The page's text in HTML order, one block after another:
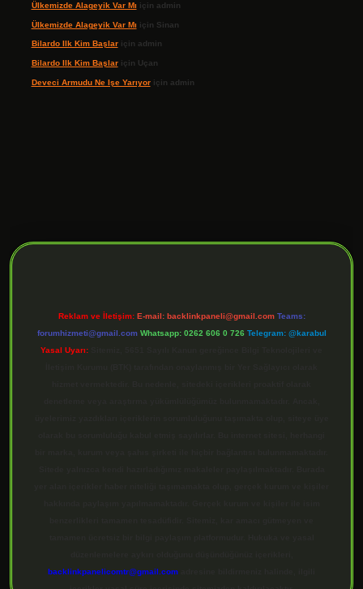
Ülkemizde Alageyik Var Mı için admin
Ülkemizde Alageyik Var Mı için Sinan
Bilardo Ilk Kim Başlariçin admin
Bilardo Ilk Kim Başlariçin Uçan
Deveci Armudu Ne Işe Yarıyoriçin admin
Reklam ve İletişim: E-mail: backlinkpaneli@gmail.com Teams:
forumhizmeti@gmail.com Whatsapp: 0262 606 0 726 Telegram: @karabul
Yasal Uyarı:
backlinkpanelicomtr@gmail.com